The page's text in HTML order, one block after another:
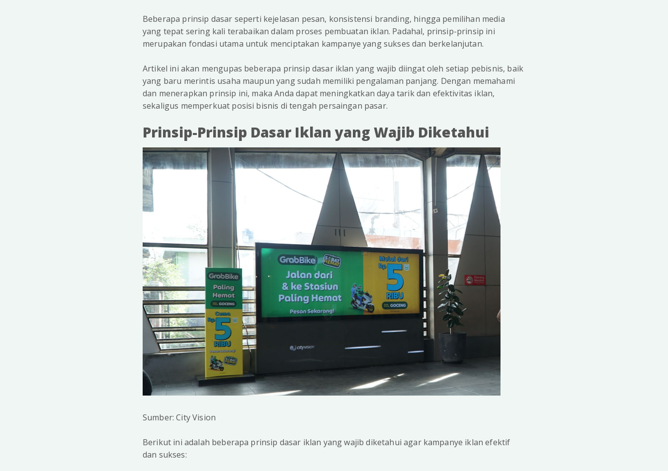
Beberapa prinsip dasar seperti kejelasan pesan, konsistensi branding, hingga pemilihan media
yang tepat sering kali terabaikan dalam proses pembuatan iklan. Padahal, prinsip-prinsip ini
merupakan fondasi utama untuk menciptakan kampanye yang sukses dan berkelanjutan.
Artikel ini akan mengupas beberapa prinsip dasar iklan yang wajib diingat oleh setiap pebisnis, baik
yang baru merintis usaha maupun yang sudah memiliki pengalaman panjang. Dengan memahami
dan menerapkan prinsip ini, maka Anda dapat meningkatkan daya tarik dan efektivitas iklan,
sekaligus memperkuat posisi bisnis di tengah persaingan pasar.
Prinsip-Prinsip Dasar Iklan yang Wajib Diketahui
Sumber: City Vision
Berikut ini adalah beberapa prinsip dasar iklan yang wajib diketahui agar kampanye iklan efektif
dan sukses: